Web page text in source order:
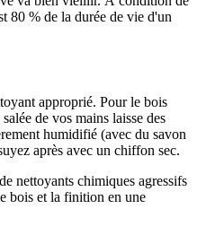
80 % de la durée de vie d'un
approprié. Pour le bois
de vos mains laisse des
humidifié (avec du savon
après avec un chiffon sec.
nettoyants chimiques agressifs
bois et la finition en une